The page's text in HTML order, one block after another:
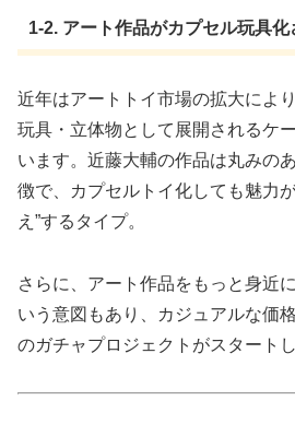
1-2. アート作品がカプセル玩具化
近年はアートトイ市場の拡大によ
玩具・立体物として展開されるケ
います。近藤大輔の作品は丸みの
徴で、カプセルトイ化しても魅力
え”するタイプ。
さらに、アート作品をもっと身近
いう意図もあり、カジュアルな価
のガチャプロジェクトがスタートし